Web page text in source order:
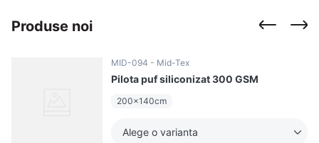
Produse noi
MID-094 Mid-Tex
Pilota puf siliconizat 300 GSM
200x140cm
Alege o varianta